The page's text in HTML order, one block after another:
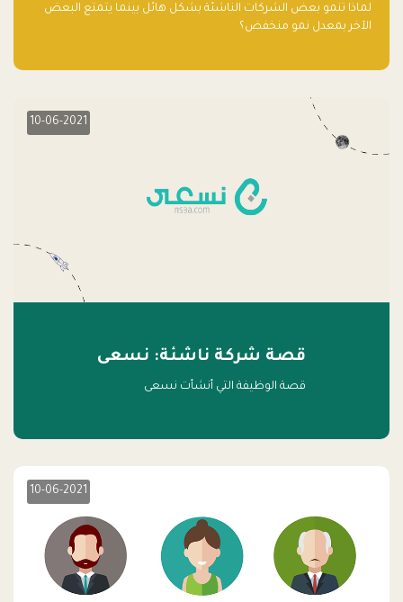
لماذا تنمو بعض الشركات الناشئة بشكل هائل بينما يتمتع البعض
الآخر بمعدل نمو منخفض؟
10-06-2021
قصة شركة ناشئة: نسعى
قصة الوظيفة التي أنشأت نسعى
10-06-2021